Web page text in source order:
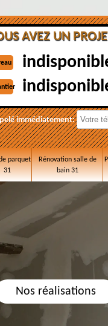
AVEZ UN
immédiatement:
parquet
31
Rénovation salle de
bain 31
Nos réalisations